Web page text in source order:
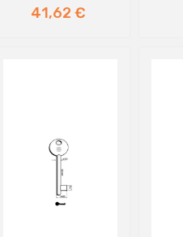
Prezzo
41,62 €